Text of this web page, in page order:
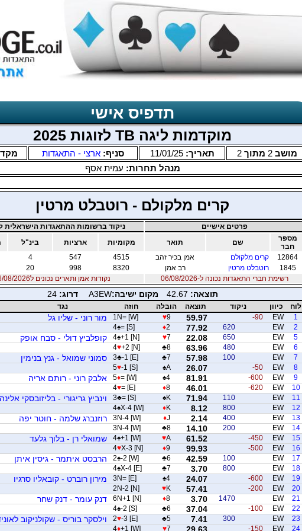
תדפיס אישי
מוקדמות ליגה TB לזוגות 2025
מושב2 מתוך2 תאריך:11/01/25 סניף: ארצי - התאגדות
מנהל תחרות: עמית אסף
קרים מלקולם - רוטבלט מרטין
פרטים אישיים
ניקוד ברשומות ההתאגדות הישראלית
מספר
חבר
שם תואר מקומיות ארציות בינ"ל
12864
קרים מלקולם אמן בכיר זהב 4515
547
4
1845
רוטבלט מרטין רב אמן 8320
998
20
רשימת חברי התאגדות נכונה ל-06/08/2026
נקודות אמן ותארים נכונים ל06/08/2026
תוצאה: 42.67 מקום ישיבה:A3EW דרוג:24
לוח כיוון ניקוד תוצאה הובלה חוזה
נגד
1
EW
-90
59.97
♥9
1N= [W] מור רוני - שליו גל
2
EW
620
77.92
♦2
4♠= [S]
5
EW
650
22.08
♥7
4♠+1 [N] קופלביץ דולי - סבח אופק
6
EW
480
63.96
♣8
4♥+2 [N]
7
EW
100
57.98
♣7
3♣-1 [E] סמוני שמואל - גנץ בנימין
8
EW
-50
26.07
♠A
5♥-1 [S]
9
EW
-600
81.91
♠4
5♦= [W] אלבק רוני - רותם אריה
10
EW
-620
46.01
♦8
4♥= [E]
11
EW
110
71.94
♠K
3♣= [S] וינביץ גריגורי - בליזובסקי אלינה
12
EW
800
8.12
♦K
4♠X-4 [W]
13
EW
400
2.14
♦J
3N-4 [W] רוזנברג שלמה - חוטר יפה
14
EW
200
14.10
♣8
3N-4 [W]
15
EW
-450
61.52
♥A
4♠+1 [W] שמואלי רן - בלוך גלעד
16
EW
-500
99.93
♦9
4♥X-3 [N]
17
EW
100
42.59
♣6
2♠-2 [W] הרבסט איתמר - גיסין איתן
18
EW
800
3.70
♣7
4♠X-4 [E]
19
EW
-600
24.07
♠4
3N= [E] מירון רוברט - קובאליו סרגיו
20
EW
-200
57.41
♥K
2N-2 [N]
21
EW
1470
3.70
♦8
6N+1 [N] דנק עומר - דנק שחר
22
EW
-100
37.04
♣6
4♠-2 [S]
23
EW
300
7.41
♣5
2♥-3 [E] וילסקר בוריס - שקולניקוב
24
EW
-150
29.63
♥7
4♦+1 [W]